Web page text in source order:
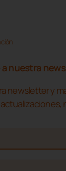
nuestra
newsletter y